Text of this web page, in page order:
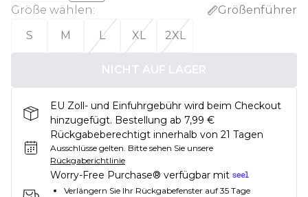
Größe wählen:
Größenführer
S
M L XL 2XL
NICHT AUF LAGER
EU Zoll- und Einfuhrgebühr wird beim Checkout
hinzugefügt. Bestellung ab 7,99 €
Rückgabeberechtigt innerhalb von 21 Tagen
Ausschlüsse gelten. Bitte sehen Sie unsere
Rückgaberichtlinie
Worry-Free Purchase® verfügbar mit
Verlängern Sie Ihr Rückgabefenster auf 35 Tage